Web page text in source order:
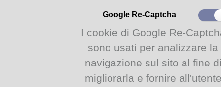
Google Re-Captcha
I cookie di Google Re-
sono usati per analizzare la
navigazione sul sito al fine di
migliorarla e fornire all'utente